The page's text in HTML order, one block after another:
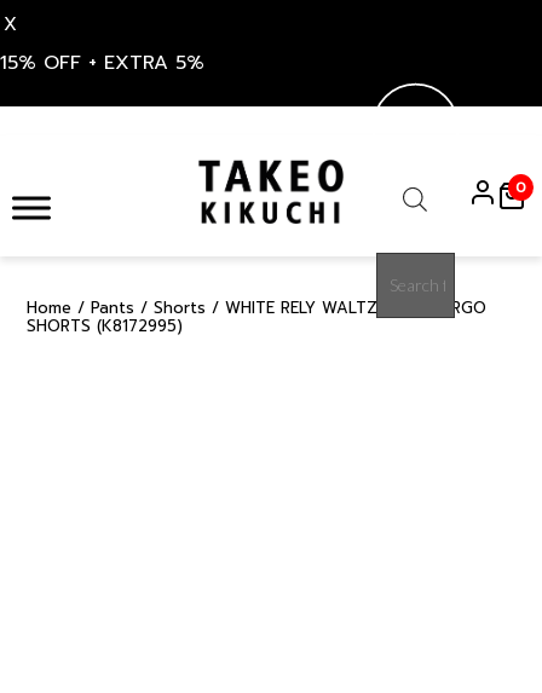
X
15% OFF + EXTRA 5%
content
search
0
Home / Pants / Shorts / WHITE RELY WALTZ EASY CARGO
SHORTS (K8172995)